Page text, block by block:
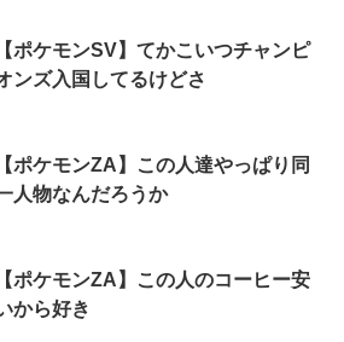
【ポケモンSV】てかこいつチャンピ
ンズ入国してるけどさ
【ポケモンZA】この人達やっぱり同
人物なんだろうか
【ポケモンZA】この人のコーヒー安
から好き